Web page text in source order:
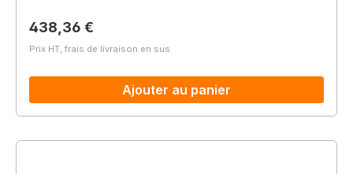
Prix régulier :
438,36 €
Prix HT, frais de livraison en sus
Ajouter au panier